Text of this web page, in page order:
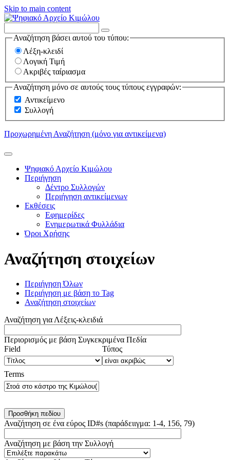
Skip to main content
Αναζήτηση βάσει αυτού του τύπου:
Λέξη-κλειδί
Λογική Τιμή
Ακριβές ταίριασμα
Αναζήτηση μόνο σε αυτούς τους τύπους εγγραφών:
Αντικείμενο
Συλλογή
Προχωρημένη Αναζήτηση (μόνο για αντικείμενα)
Ψηφιακό Αρχείο Κιμώλου
Περιήγηση
Δέντρο Συλλογών
Περιήγηση αντικείμενων
Εκθέσεις
Εφημερίδες
Ενημερωτικά Φυλλάδια
Όροι Χρήσης
Αναζήτηση στοιχείων
Περιήγηση Όλων
Περιήγηση με βάση το Tag
Αναζήτηση στοιχείων
Αναζήτηση για Λέξεις-κλειδιά
Number
of
rows
in
"Περιορισμός
με
Συγκεκριμένα
Πεδία":
1
Περιορισμός με βάση Συγκεκριμένα Πεδία
Πεδίο
Αναζήτησης
Τύπος
Αναζήτησης
Όροι
Αναζήτησης
Search
Joiner
Field Τύπος
Terms
Προσθήκη πεδίου
Αναζήτηση σε ένα εύρος ID#s (παράδειιγμα: 1-4, 156, 79)
Αναζήτηση με βάση την Συλλογή